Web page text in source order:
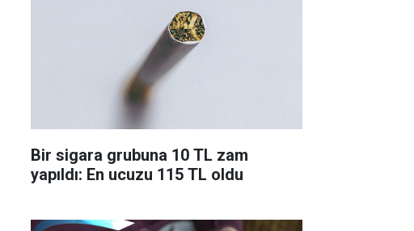
Bir sigara grubuna 10 TL zam
yapıldı: En ucuzu 115 TL oldu